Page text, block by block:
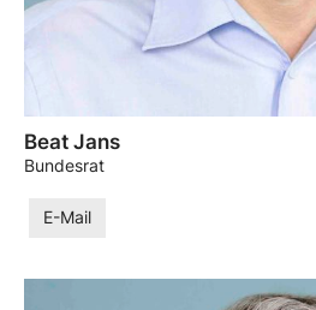
Beat Jans
Bundesrat
E-Mail